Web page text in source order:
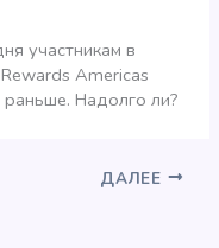
участникам в
Americas
Надолго ли?
ДАЛЕЕ